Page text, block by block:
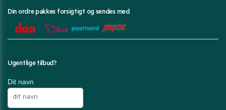
Din ordre pakkes forsigtigt og sendes med
Ugentlige tilbud?
Dit navn